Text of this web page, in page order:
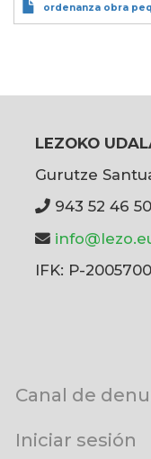
ordenanza obra
LEZOKO
Gurutze
943 52 46 50
IFK: P-
account
menu
Canal de
Iniciar sesión